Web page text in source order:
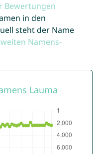
Bewertungen
in den
steht der Name
Namens-